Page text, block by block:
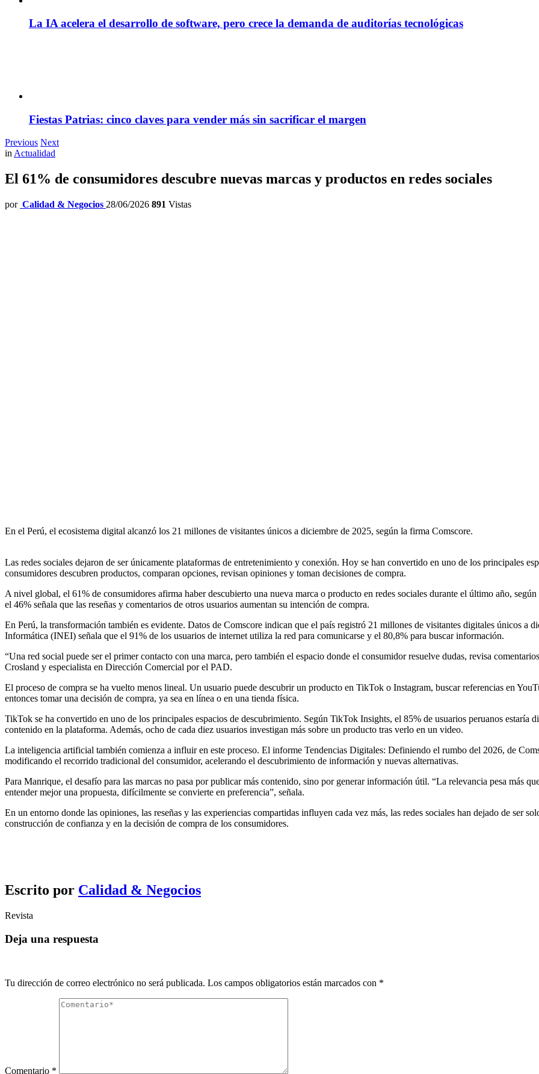
La IA acelera el desarrollo de software, pero crece la demanda de auditorías tecnológicas
Fiestas Patrias: cinco claves para vender más sin sacrificar el margen
Previous Next
inActualidad
El 61% de consumidores descubre nuevas marcas y productos en redes sociales
por Calidad & Negocios 28/06/2026 891 Vistas
En el Perú, el ecosistema digital alcanzó los 21 millones de visitantes únicos a diciembre de 2025, según la firma Comscore.
Las redes sociales dejaron de ser únicamente plataformas de entretenimiento y conexión. Hoy se han convertido en uno de los principales
consumidores descubren productos, comparan opciones, revisan opiniones y toman decisiones de compra.
A nivel global, el 61% de consumidores afirma haber descubierto una nueva marca o producto en redes sociales durante el último año,
el 46% señala que las reseñas y comentarios de otros usuarios aumentan su intención de compra.
En Perú, la transformación también es evidente. Datos de Comscore indican que el país registró 21 millones de visitantes digitales únicos a
Informática (INEI) señala que el 91% de los usuarios de internet utiliza la red para comunicarse y el 80,8% para buscar información.
“Una red social puede ser el primer contacto con una marca, pero también el espacio donde el consumidor resuelve dudas, revisa
Crosland y especialista en Dirección Comercial por el PAD.
El proceso de compra se ha vuelto menos lineal. Un usuario puede descubrir un producto en TikTok o Instagram, buscar referencias en
entonces tomar una decisión de compra, ya sea en línea o en una tienda física.
TikTok se ha convertido en uno de los principales espacios de descubrimiento. Según TikTok Insights, el 85% de usuarios peruanos estaría
contenido en la plataforma. Además, ocho de cada diez usuarios investigan más sobre un producto tras verlo en un video.
La inteligencia artificial también comienza a influir en este proceso. El informe Tendencias Digitales: Definiendo el rumbo del 2026, de
modificando el recorrido tradicional del consumidor, acelerando el descubrimiento de información y nuevas alternativas.
Para Manrique, el desafío para las marcas no pasa por publicar más contenido, sino por generar información útil. “La relevancia pesa más
entender mejor una propuesta, difícilmente se convierte en preferencia”, señala.
En un entorno donde las opiniones, las reseñas y las experiencias compartidas influyen cada vez más, las redes sociales han dejado de ser
construcción de confianza y en la decisión de compra de los consumidores.
Escrito por Calidad & Negocios
Revista
Deja una respuesta
Tu dirección de correo electrónico no será publicada. Los campos obligatorios están marcados con *
Comentario *